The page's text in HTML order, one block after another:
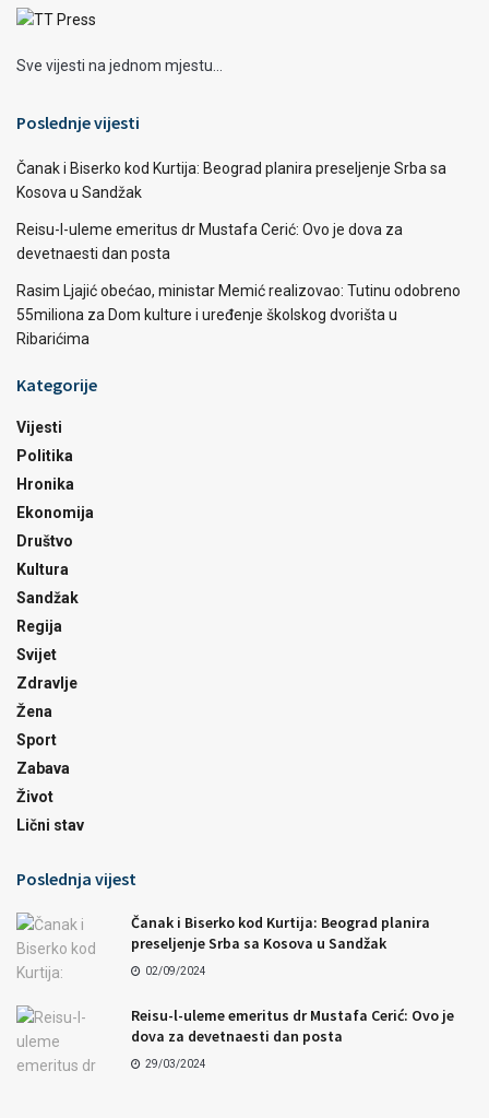
Sve vijesti na jednom mjestu...
Poslednje vijesti
Čanak i Biserko kod Kurtija: Beograd planira preseljenje Srba sa
Kosova u Sandžak
Reisu-l-uleme emeritus dr Mustafa Cerić: Ovo je dova za
devetnaesti dan posta
Rasim Ljajić obećao, ministar Memić realizovao: Tutinu odobreno
55miliona za Dom kulture i uređenje školskog dvorišta u
Ribarićima
Kategorije
Vijesti
Politika
Hronika
Ekonomija
Društvo
Kultura
Sandžak
Regija
Svijet
Zdravlje
Žena
Sport
Zabava
Život
Lični stav
Poslednja vijest
Čanak i Biserko kod Kurtija: Beograd planira
preseljenje Srba sa Kosova u Sandžak
02/09/2024
Reisu-l-uleme emeritus dr Mustafa Cerić: Ovo je
dova za devetnaesti dan posta
29/03/2024